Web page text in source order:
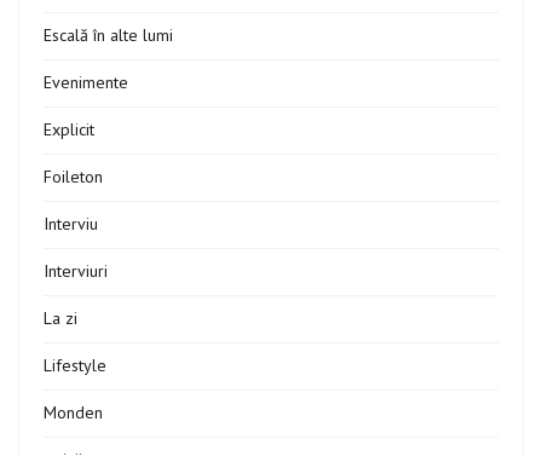
Escală în alte lumi
Evenimente
Explicit
Foileton
Interviu
Interviuri
La zi
Lifestyle
Monden